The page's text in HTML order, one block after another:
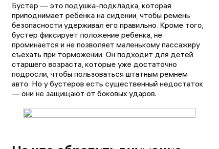
Бустер — это подушка-подкладка, которая
приподнимает ребенка на сидении, чтобы ремень
безопасности удерживал его правильно. Кроме того,
бустер фиксирует положение ребенка, не
проминается и не позволяет маленькому пассажиру
съехать при торможении. Он подходит для детей
старшего возраста, которые уже достаточно
подросли, чтобы пользоваться штатным ремнем
авто. Но у бустеров есть существенный недостаток
— они не защищают от боковых ударов.